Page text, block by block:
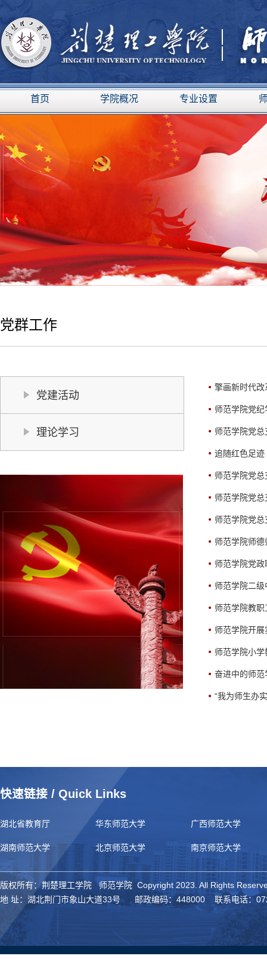
首页 学院概况 专业设置
党群工作
党建活动
理论学习
擎画新时代
师范学院党
师范学院党
追随红色足
师范学院党
师范学院党
师范学院党
师范学院师
师范学院党
师范学院二
师范学院教
师范学院开
师范学院小
奋进中的师范
“我为师生办
快速链接 / Quick Links
湖北省教育厅 华东师范大学 广西师范大学
湖南师范大学 北京师范大学 南京师范大学
版权所有：荆楚理工学院 师范学院 Copyright 2023. All Rights
地 址：湖北荆门市象山大道33号 邮政编码：448000 联系电话：